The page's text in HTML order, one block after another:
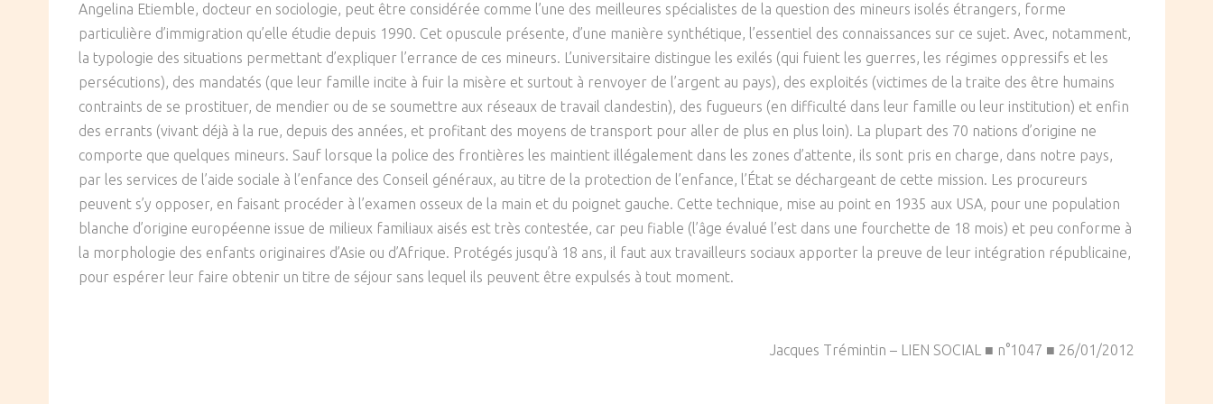
Violence / Maltraitance
Agression Sexuelle
Délinquance
Banlieue
Protection De L'enfance
Accueil – Placement
Psychanalyse
Psychiatrie
Psychologie
Sexualité
Sociologie
SOCIÉTÉ
Droit
Économie / Emploi
Justice
Politique
Religion
CULTURE
Romans / Médias
Angelina Etiemble, docteur en sociologie, peut être considérée comme l’une des meilleures spécialistes de la question des mineurs isolés étrangers, forme
particulière d’immigration qu’elle étudie depuis 1990. Cet opuscule présente, d’une manière synthétique, l’essentiel des connaissances sur ce sujet. Avec, notamment,
la typologie des situations permettant d’expliquer l’errance de ces mineurs. L’universitaire distingue les exilés (qui fuient les guerres, les régimes oppressifs et les
persécutions), des mandatés (que leur famille incite à fuir la misère et surtout à renvoyer de l’argent au pays), des exploités (victimes de la traite des être humains
contraints de se prostituer, de mendier ou de se soumettre aux réseaux de travail clandestin), des fugueurs (en difficulté dans leur famille ou leur institution) et enfin
des errants (vivant déjà à la rue, depuis des années, et profitant des moyens de transport pour aller de plus en plus loin). La plupart des 70 nations d’origine ne
comporte que quelques mineurs. Sauf lorsque la police des frontières les maintient illégalement dans les zones d’attente, ils sont pris en charge, dans notre pays,
par les services de l’aide sociale à l’enfance des Conseil généraux, au titre de la protection de l’enfance, l’État se déchargeant de cette mission. Les procureurs
peuvent s’y opposer, en faisant procéder à l’examen osseux de la main et du poignet gauche. Cette technique, mise au point en 1935 aux USA, pour une population
blanche d’origine européenne issue de milieux familiaux aisés est très contestée, car peu fiable (l’âge évalué l’est dans une fourchette de 18 mois) et peu conforme à
la morphologie des enfants originaires d’Asie ou d’Afrique. Protégés jusqu’à 18 ans, il faut aux travailleurs sociaux apporter la preuve de leur intégration républicaine,
pour espérer leur faire obtenir un titre de séjour sans lequel ils peuvent être expulsés à tout moment.
Jacques Trémintin – LIEN SOCIAL ■ n°1047 ■ 26/01/2012